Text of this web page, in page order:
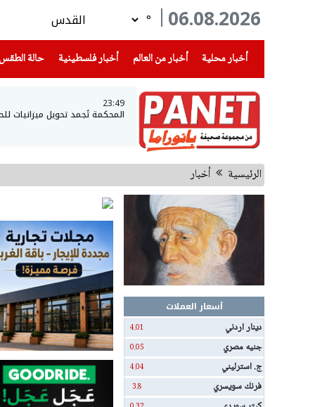
06.08.2026
°
أخبار محلية
(current) أخبار من العالم أخبار فلسطينية(current) حالة الطقس
23:49
المحكمة تُجمد تحويل ميزانيات
الرئيسية أخبار
أسعار العملات
دينار اردني
4.01
جنيه مصري 0.05
ج. استرليني 4.04
فرنك سويسري 3.8